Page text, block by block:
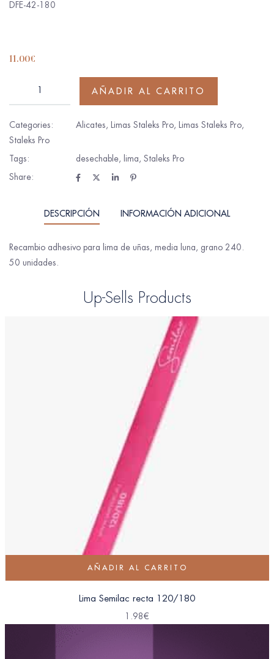
DFE-42-180
11.00€
AÑADIR AL CARRITO
Categories: Alicates, Limas Staleks Pro, Limas Staleks Pro,
Staleks Pro
Tags:
desechable, lima, Staleks Pro
Share:
DESCRIPCIÓN INFORMACIÓN ADICIONAL
Recambio adhesivo para lima de uñas, media luna, grano 240.
50 unidades.
Up-Sells Products
AÑADIR AL CARRITO
Lima Semilac recta 120/180
1.98€